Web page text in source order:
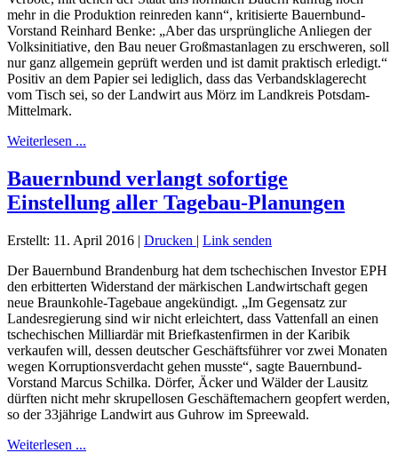
mehr in die Produktion reinreden kann“, kritisierte Bauernbund-
Vorstand Reinhard Benke: „Aber das ursprüngliche Anliegen der
Volksinitiative, den Bau neuer Großmastanlagen zu erschweren, soll
nur ganz allgemein geprüft werden und ist damit praktisch erledigt.“
Positiv an dem Papier sei lediglich, dass das Verbandsklagerecht
vom Tisch sei, so der Landwirt aus Mörz im Landkreis Potsdam-
Mittelmark.
Weiterlesen ...
Bauernbund verlangt sofortige
Einstellung aller Tagebau-Planungen
Erstellt: 11. April 2016 | Drucken | Link senden
Der Bauernbund Brandenburg hat dem tschechischen Investor EPH
den erbitterten Widerstand der märkischen Landwirtschaft gegen
neue Braunkohle-Tagebaue angekündigt. „Im Gegensatz zur
Landesregierung sind wir nicht erleichtert, dass Vattenfall an einen
tschechischen Milliardär mit Briefkastenfirmen in der Karibik
verkaufen will, dessen deutscher Geschäftsführer vor zwei Monaten
wegen Korruptionsverdacht gehen musste“, sagte Bauernbund-
Vorstand Marcus Schilka. Dörfer, Äcker und Wälder der Lausitz
dürften nicht mehr skrupellosen Geschäftemachern geopfert werden,
so der 33jährige Landwirt aus Guhrow im Spreewald.
Weiterlesen ...